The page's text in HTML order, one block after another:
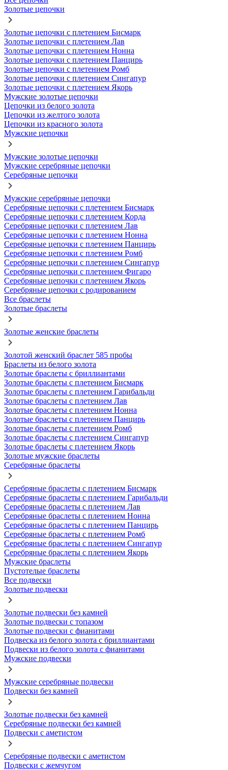
Золотые цепочки
Золотые цепочки с плетением Бисмарк
Золотые цепочки с плетением Лав
Золотые цепочки с плетением Нонна
Золотые цепочки с плетением Панцирь
Золотые цепочки с плетением Ромб
Золотые цепочки с плетением Сингапур
Золотые цепочки с плетением Якорь
Мужские золотые цепочки
Цепочки из белого золота
Цепочки из желтого золота
Цепочки из красного золота
Мужские цепочки
Мужские золотые цепочки
Мужские серебряные цепочки
Серебряные цепочки
Мужские серебряные цепочки
Серебряные цепочки с плетением Бисмарк
Серебряные цепочки с плетением Корда
Серебряные цепочки с плетением Лав
Серебряные цепочки с плетением Нонна
Серебряные цепочки с плетением Панцирь
Серебряные цепочки с плетением Ромб
Серебряные цепочки с плетением Сингапур
Серебряные цепочки с плетением Фигаро
Серебряные цепочки с плетением Якорь
Серебряные цепочки с родированием
Все браслеты
Золотые браслеты
Золотые женские браслеты
Золотой женский браслет 585 пробы
Браслеты из белого золота
Золотые браслеты с бриллиантами
Золотые браслеты с плетением Бисмарк
Золотые браслеты с плетением Гарибальди
Золотые браслеты с плетением Лав
Золотые браслеты с плетением Нонна
Золотые браслеты с плетением Панцирь
Золотые браслеты с плетением Ромб
Золотые браслеты с плетением Сингапур
Золотые браслеты с плетением Якорь
Золотые мужские браслеты
Серебряные браслеты
Серебряные браслеты с плетением Бисмарк
Серебряные браслеты с плетением Гарибальди
Серебряные браслеты с плетением Лав
Серебряные браслеты с плетением Нонна
Серебряные браслеты с плетением Панцирь
Серебряные браслеты с плетением Ромб
Серебряные браслеты с плетением Сингапур
Серебряные браслеты с плетением Якорь
Мужские браслеты
Пустотелые браслеты
Все подвески
Золотые подвески
Золотые подвески без камней
Золотые подвески с топазом
Золотые подвески с фианитами
Подвеска из белого золота с бриллиантами
Подвески из белого золота с фианитами
Мужские подвески
Мужские серебряные подвески
Подвески без камней
Золотые подвески без камней
Серебряные подвески без камней
Подвески с аметистом
Серебряные подвески с аметистом
Подвески с жемчугом